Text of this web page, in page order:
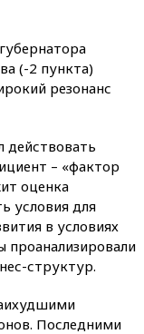
(-2 пункта)
резонанс
действовать
– «фактор
оценка
условия для
в условиях
проанализировали
структур.
Последними